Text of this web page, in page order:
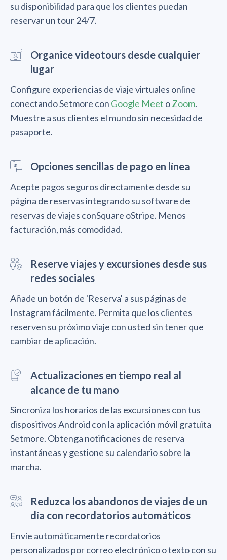
su disponibilidad para que los clientes puedan
reservar un tour 24/7.
Organice videotours desde cualquier
lugar
Configure experiencias de viaje virtuales online
conectando Setmore con Google Meet oZoom.
Muestre a sus clientes el mundo sin necesidad de
pasaporte.
Opciones sencillas de pago en línea
Acepte pagos seguros directamente desde su
página de reservas integrando su software de
reservas de viajes conSquare oStripe. Menos
facturación, más comodidad.
Reserve viajes y excursiones desde sus
redes sociales
Añade un botón de 'Reserva' a sus páginas de
Instagram fácilmente. Permita que los clientes
reserven su próximo viaje con usted sin tener que
cambiar de aplicación.
Actualizaciones en tiempo real al
alcance de tu mano
Sincroniza los horarios de las excursiones con tus
dispositivos Android con la aplicación móvil gratuita
Setmore. Obtenga notificaciones de reserva
instantáneas y gestione su calendario sobre la
marcha.
Reduzca los abandonos de viajes de un
día con recordatorios automáticos
Envíe automáticamente recordatorios
personalizados por correo electrónico o texto con su